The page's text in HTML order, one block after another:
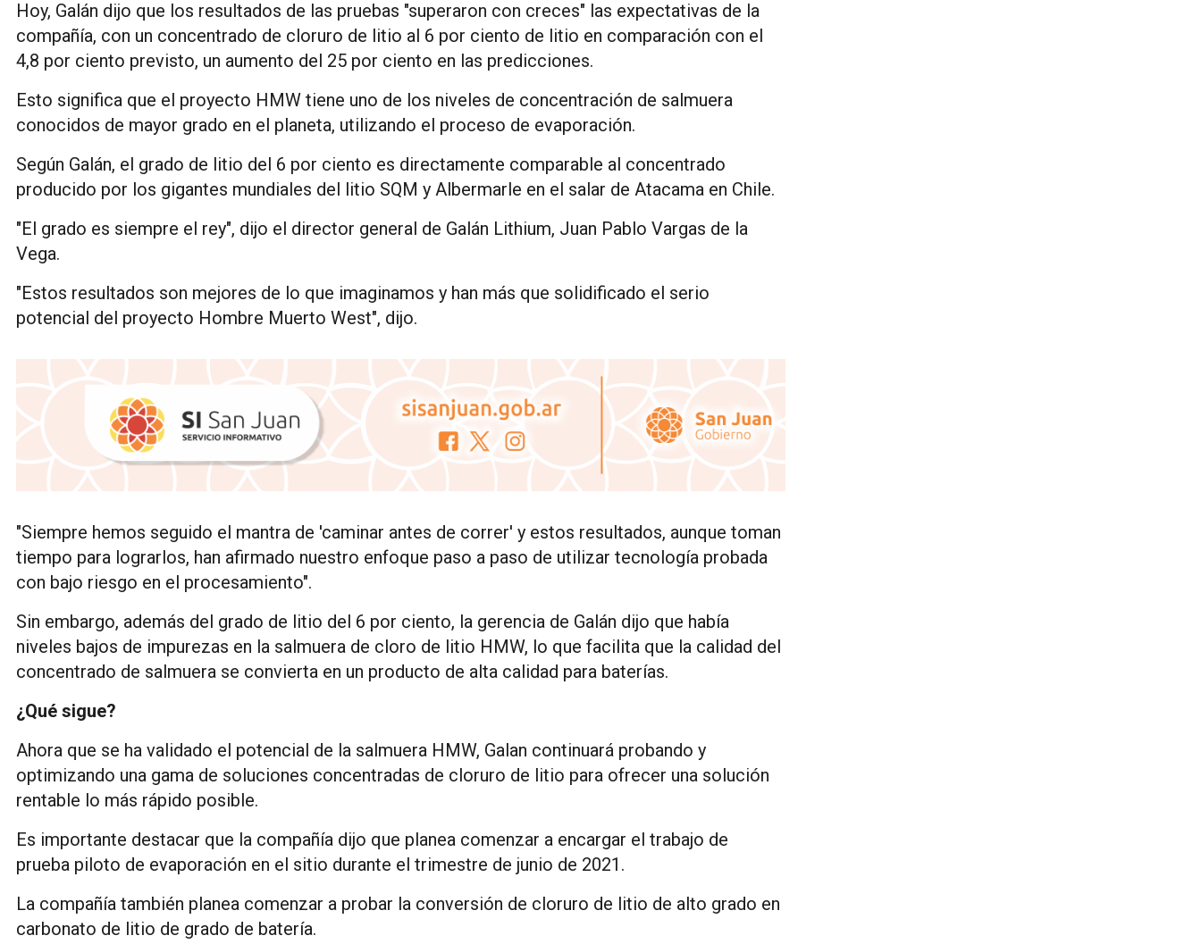
Hoy, Galán dijo que los resultados de las pruebas "superaron con creces" las expectativas de la
compañía, con un concentrado de cloruro de litio al 6 por ciento de litio en comparación con el
4,8 por ciento previsto, un aumento del 25 por ciento en las predicciones.
Esto significa que el proyecto HMW tiene uno de los niveles de concentración de salmuera
conocidos de mayor grado en el planeta, utilizando el proceso de evaporación.
Según Galán, el grado de litio del 6 por ciento es directamente comparable al concentrado
producido por los gigantes mundiales del litio SQM y Albermarle en el salar de Atacama en Chile.
"El grado es siempre el rey", dijo el director general de Galán Lithium, Juan Pablo Vargas de la
Vega.
"Estos resultados son mejores de lo que imaginamos y han más que solidificado el serio
potencial del proyecto Hombre Muerto West", dijo.
"Siempre hemos seguido el mantra de 'caminar antes de correr' y estos resultados, aunque toman
tiempo para lograrlos, han afirmado nuestro enfoque paso a paso de utilizar tecnología probada
con bajo riesgo en el procesamiento".
Sin embargo, además del grado de litio del 6 por ciento, la gerencia de Galán dijo que había
niveles bajos de impurezas en la salmuera de cloro de litio HMW, lo que facilita que la calidad del
concentrado de salmuera se convierta en un producto de alta calidad para baterías.
¿Qué sigue?
Ahora que se ha validado el potencial de la salmuera HMW, Galan continuará probando y
optimizando una gama de soluciones concentradas de cloruro de litio para ofrecer una solución
rentable lo más rápido posible.
Es importante destacar que la compañía dijo que planea comenzar a encargar el trabajo de
prueba piloto de evaporación en el sitio durante el trimestre de junio de 2021.
La compañía también planea comenzar a probar la conversión de cloruro de litio de alto grado en
carbonato de litio de grado de batería.